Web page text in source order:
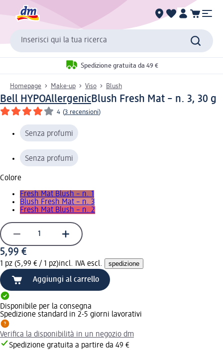
Inserisci qui la tua ricerca
Spedizione gratuita da 49 €
Homepage Make-up Viso Blush
Bell HYPOAllergenicBlush Fresh Mat – n. 3, 30 g
4 (3 recensioni)
Senza profumi
Senza profumi
Colore
Fresh Mat Blush – n. 1
Blush Fresh Mat – n. 3
Fresh Mat Blush – n. 2
5,99 €
1 pz (5,99 € / 1 pz)incl. IVA escl. spedizione
Aggiungi al carrello
Disponibile per la consegna
Spedizione standard in 2-5 giorni lavorativi
Verifica la disponibilità in un negozio dm
Spedizione gratuita a partire da 49 €